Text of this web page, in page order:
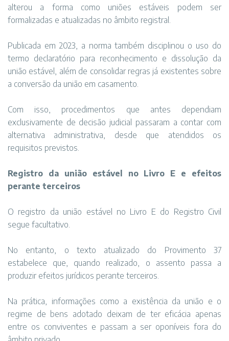
alterou a forma como uniões estáveis podem ser
formalizadas e atualizadas no âmbito registral.
Publicada em 2023, a norma também disciplinou o uso do
termo declaratório para reconhecimento e dissolução da
união estável, além de consolidar regras já existentes sobre
a conversão da união em casamento.
Com isso, procedimentos que antes dependiam
exclusivamente de decisão judicial passaram a contar com
alternativa administrativa, desde que atendidos os
requisitos previstos.
Registro da união estável no Livro E e efeitos
perante terceiros
O registro da união estável no Livro E do Registro Civil
segue facultativo.
No entanto, o texto atualizado do Provimento 37
estabelece que, quando realizado, o assento passa a
produzir efeitos jurídicos perante terceiros.
Na prática, informações como a existência da união e o
regime de bens adotado deixam de ter eficácia apenas
entre os conviventes e passam a ser oponíveis fora do